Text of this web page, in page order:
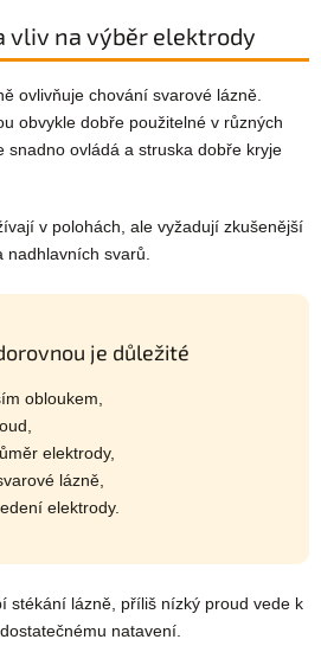
vliv na výběr elektrody
ovlivňuje chování svarové lázně.
obvykle dobře použitelné v různých
snadno ovládá a struska dobře kryje
v polohách, ale vyžadují zkušenější
svarů.
je důležité
obloukem,
elektrody,
lázně,
elektrody.
stékání lázně, příliš nízký proud vede k
natavení.